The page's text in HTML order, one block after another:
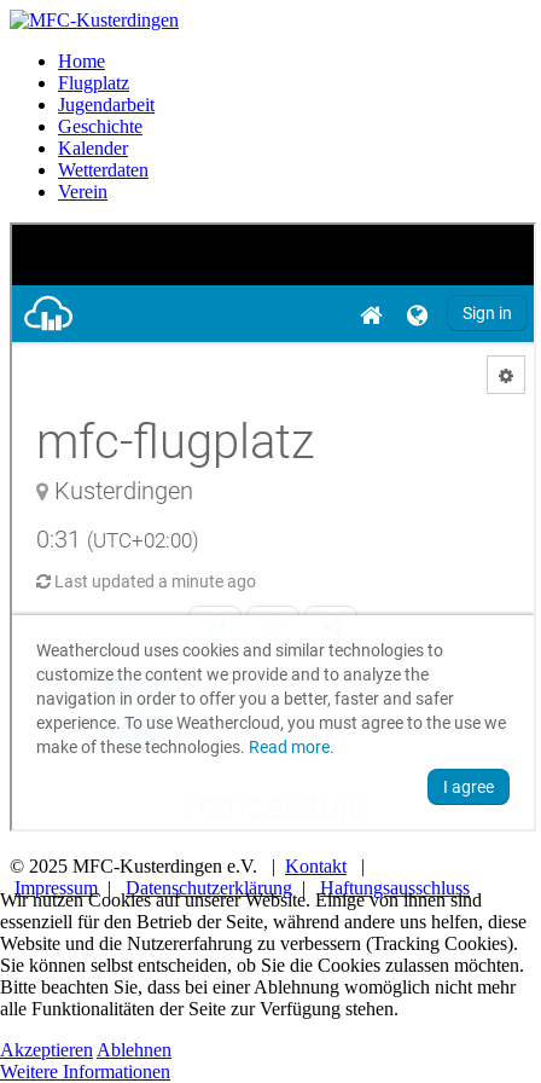
Home
Flugplatz
Jugendarbeit
Geschichte
Kalender
Wetterdaten
Verein
© 2025 MFC-Kusterdingen e.V. | Kontakt |
Impressum | Datenschutzerklärung | Haftungsausschluss
Wir nutzen Cookies auf unserer Website. Einige von ihnen sind
essenziell für den Betrieb der Seite, während andere uns helfen, diese
Website und die Nutzererfahrung zu verbessern (Tracking Cookies).
Sie können selbst entscheiden, ob Sie die Cookies zulassen möchten.
Bitte beachten Sie, dass bei einer Ablehnung womöglich nicht mehr
alle Funktionalitäten der Seite zur Verfügung stehen.
Akzeptieren Ablehnen
Weitere Informationen